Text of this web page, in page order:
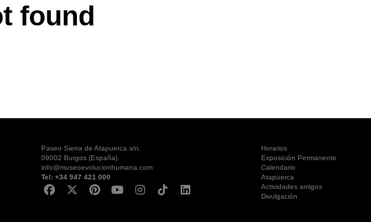
found
Paseo Sierra de Atapuerca s/n.
09002 Burgos (España)
info@museoevolucionhumana.com
Tel: +34 947 421 000
Horarios
Exposición Permanente
Calendario
Atapuerca
Actividades amigos
Divulgación